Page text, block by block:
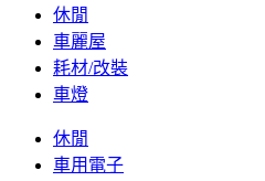
休閒
車麗屋
耗材/改裝
車燈
休閒
車用電子